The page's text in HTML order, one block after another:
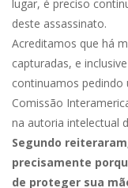
lugar, é preciso
deste assassinato.
Acreditamos que há
capturadas, e
continuamos pedindo
Comissão
na autoria intelectual
Segundo
precisamente
de proteger sua